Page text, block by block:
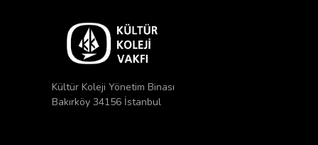
Kültür Koleji Yönetim Binası
Bakırköy 34156 İstanbul